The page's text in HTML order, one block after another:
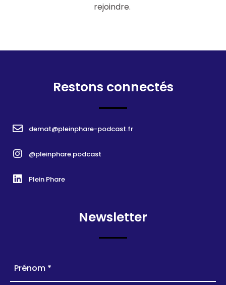
rejoindre.
Restons connectés
demat@pleinphare-podcast.fr
@pleinphare.podcast
Plein Phare
Newsletter